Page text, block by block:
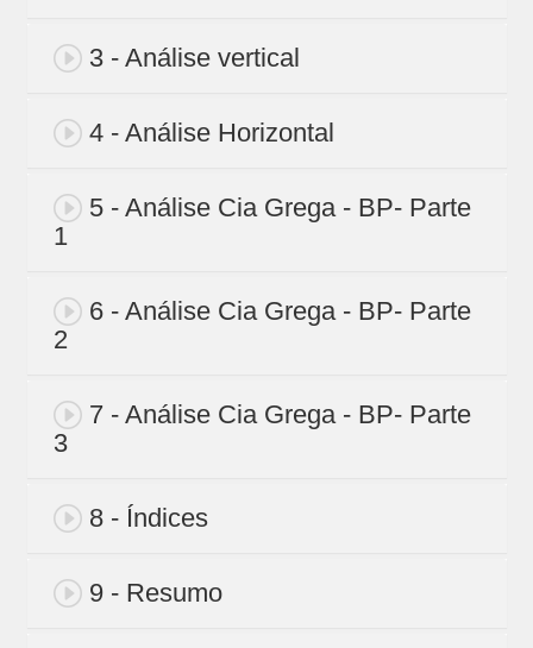
3 - Análise vertical
4 - Análise Horizontal
5 - Análise Cia Grega - BP- Parte
1
6 - Análise Cia Grega - BP- Parte
2
7 - Análise Cia Grega - BP- Parte
3
8 - Índices
9 - Resumo